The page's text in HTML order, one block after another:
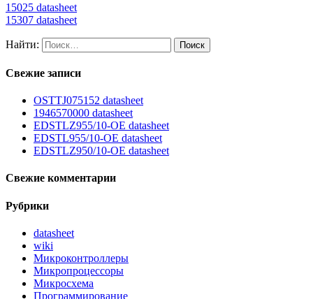
15025 datasheet
15307 datasheet
Найти:
Свежие записи
OSTTJ075152 datasheet
1946570000 datasheet
EDSTLZ955/10-OE datasheet
EDSTL955/10-OE datasheet
EDSTLZ950/10-OE datasheet
Свежие комментарии
Рубрики
datasheet
wiki
Микроконтроллеры
Микропроцессоры
Микросхема
Программирование